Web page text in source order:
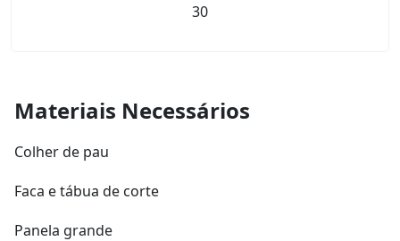
30
Materiais Necessários
Colher de pau
Faca e tábua de corte
Panela grande